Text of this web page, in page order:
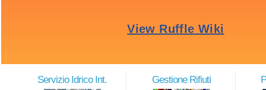
Servizio Idrico Int. Gestione Rifiuti